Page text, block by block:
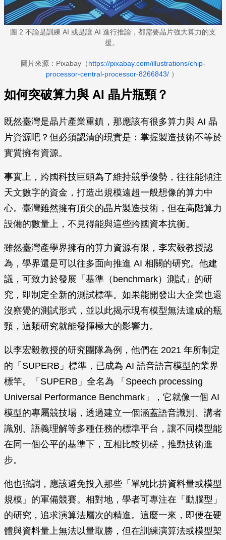
圖 2 不論是訓練 AI 或是讓 AI 進行推論，都需要晶片強大算力的支
援。
圖片來源：Pixabay（https://pixabay.com/illustrations/chip-
processor-central-processor-8266843/ ）
如何突破算力與 AI 晶片瓶頸？
既然臺灣是晶片產業重鎮，那應該有很多算力與 AI 晶
片資源吧？但必須認清的現實是：掌握製造技術不等於
實質擁有資源。
事實上，跨國科技巨頭為了維持競爭優勢，往往能傾注
天文數字的資金，打造出規模遠超一般想像的算力中
心。臺灣雖然擁有頂尖的晶片製造技術，但在高階算力
設備的數量上，不見得能與這些跨國資本抗衡。
雖然臺灣產學界擁有的算力資源有限，李宏毅教授認
為，學界還是可以往多面向推進 AI 相關的研究。他建
議，可致力於發展「基準（benchmark）測試」的研
究，即制定全新的測試標準。如果能開發出大企業也還
沒察覺的測試形式，並以此揭示現有模型無法達成的瓶
頸，這類研究就能發揮極大的影響力。
以李宏毅教授的研究團隊為例，他們在 2021 年所制定
的「SUPERB」標準，已成為 AI 語音語言模型的業界
標竿。「SUPERB」全名為 「Speech processing
Universal Performance Benchmark」，它就像一個 AI
模型的專屬競技場，透過建立一個涵蓋語音識別、講者
識別、語義理解等多種任務的標準平台，讓不同模型能
在同一個公平的基準下，互相比較切磋，推動技術進
步。
他也強調，應該避免投入那些「單純比拚資料量或模型
規模」的軍備競賽。相對地，學者可專注在「動腦型」
的研究，追求演算法層次的精進。這麼一來，即便在硬
體與資料量上無法以量取勝，但在訓練演算法或模型架